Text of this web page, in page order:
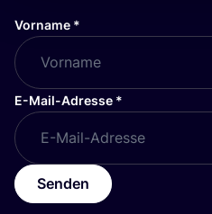
Vorname *
E-Mail-Adresse *
Senden